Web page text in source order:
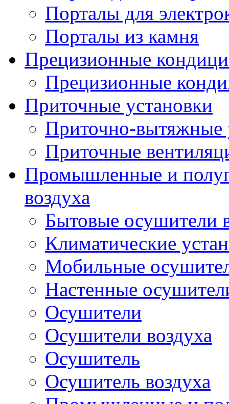
Порталы для
Порталы из камня
Прецизионные
Прецизионные
Приточные установки
Приточно-вытяжные
Приточные
Промышленные и
воздуха
Бытовые осушители
Климатические
Мобильные
Настенные
Осушители
Осушители воздуха
Осушитель
Осушитель воздуха